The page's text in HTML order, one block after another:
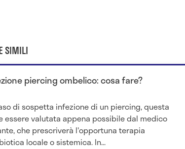
SIMILI
piercing ombelico: cosa fare?
di sospetta infezione di un piercing, questa
essere valutata appena possibile dal medico
che prescriverà l'opportuna terapia
locale o sistemica. In...